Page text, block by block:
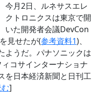
今月2日、ルネサスエレ
クトロニクスは東京で開
いた開発者会議DevCon
見せたが(参考資料1)、
ようだ。パナソニックは
コサインターナショナ
を日本経済新聞と日刊工
]